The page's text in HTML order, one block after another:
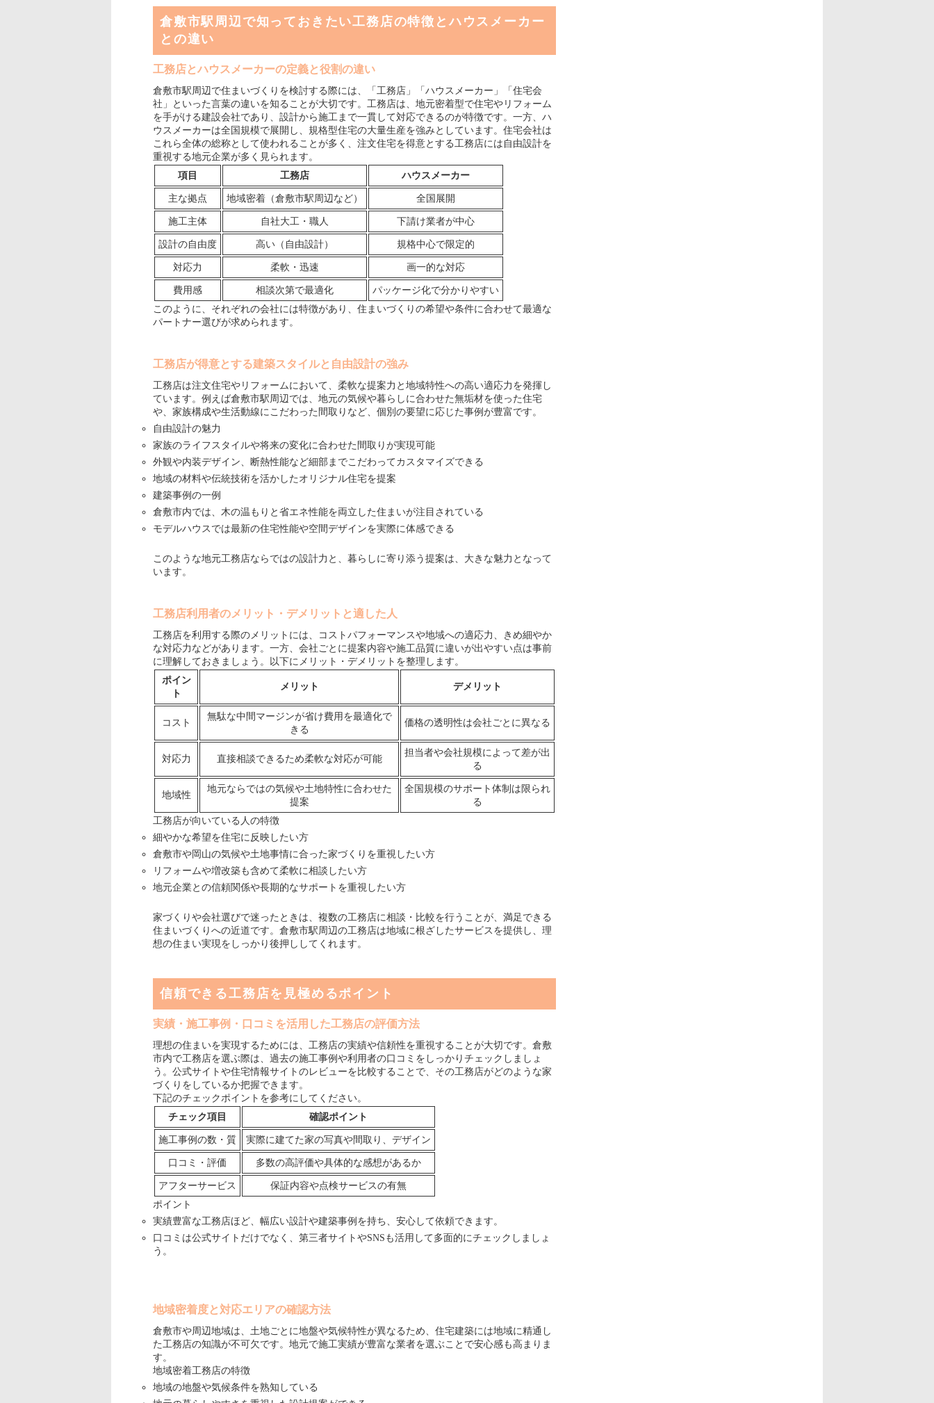
倉敷市駅周辺で知っておきたい工務店の特徴とハウスメーカー
との違い
工務店とハウスメーカーの定義と役割の違い
倉敷市駅周辺で住まいづくりを検討する際には、「工務店」「ハウスメーカー」「住宅会
社」といった言葉の違いを知ることが大切です。工務店は、地元密着型で住宅やリフォーム
を手がける建設会社であり、設計から施工まで一貫して対応できるのが特徴です。一方、ハ
ウスメーカーは全国規模で展開し、規格型住宅の大量生産を強みとしています。住宅会社は
これら全体の総称として使われることが多く、注文住宅を得意とする工務店には自由設計を
重視する地元企業が多く見られます。
項目
工務店 ハウスメーカー
主な拠点 地域密着（倉敷市駅周辺など） 全国展開
施工主体 自社大工・職人 下請け業者が中心
設計の自由度 高い（自由設計） 規格中心で限定的
対応力 柔軟・迅速 画一的な対応
費用感 相談次第で最適化
パッケージ化で分かりやすい
このように、それぞれの会社には特徴があり、住まいづくりの希望や条件に合わせて最適な
パートナー選びが求められます。
工務店が得意とする建築スタイルと自由設計の強み
工務店は注文住宅やリフォームにおいて、柔軟な提案力と地域特性への高い適応力を発揮し
ています。例えば倉敷市駅周辺では、地元の気候や暮らしに合わせた無垢材を使った住宅
や、家族構成や生活動線にこだわった間取りなど、個別の要望に応じた事例が豊富です。
自由設計の魅力
家族のライフスタイルや将来の変化に合わせた間取りが実現可能
外観や内装デザイン、断熱性能など細部までこだわってカスタマイズできる
地域の材料や伝統技術を活かしたオリジナル住宅を提案
建築事例の一例
倉敷市内では、木の温もりと省エネ性能を両立した住まいが注目されている
モデルハウスでは最新の住宅性能や空間デザインを実際に体感できる
このような地元工務店ならではの設計力と、暮らしに寄り添う提案は、大きな魅力となって
います。
工務店利用者のメリット・デメリットと適した人
工務店を利用する際のメリットには、コストパフォーマンスや地域への適応力、きめ細やか
な対応力などがあります。一方、会社ごとに提案内容や施工品質に違いが出やすい点は事前
に理解しておきましょう。以下にメリット・デメリットを整理します。
ポイン
ト
メリット デメリット
コスト
無駄な中間マージンが省け費用を最適化で
きる
価格の透明性は会社ごとに異なる
対応力 直接相談できるため柔軟な対応が可能
担当者や会社規模によって差が出
る
地域性
地元ならではの気候や土地特性に合わせた
提案
全国規模のサポート体制は限られ
る
工務店が向いている人の特徴
細やかな希望を住宅に反映したい方
倉敷市や岡山の気候や土地事情に合った家づくりを重視したい方
リフォームや増改築も含めて柔軟に相談したい方
地元企業との信頼関係や長期的なサポートを重視したい方
家づくりや会社選びで迷ったときは、複数の工務店に相談・比較を行うことが、満足できる
住まいづくりへの近道です。倉敷市駅周辺の工務店は地域に根ざしたサービスを提供し、理
想の住まい実現をしっかり後押ししてくれます。
信頼できる工務店を見極めるポイント
実績・施工事例・口コミを活用した工務店の評価方法
理想の住まいを実現するためには、工務店の実績や信頼性を重視することが大切です。倉敷
市内で工務店を選ぶ際は、過去の施工事例や利用者の口コミをしっかりチェックしましょ
う。公式サイトや住宅情報サイトのレビューを比較することで、その工務店がどのような家
づくりをしているか把握できます。
下記のチェックポイントを参考にしてください。
チェック項目
確認ポイント
施工事例の数・質 実際に建てた家の写真や間取り、デザイン
口コミ・評価 多数の高評価や具体的な感想があるか
アフターサービス
保証内容や点検サービスの有無
ポイント
実績豊富な工務店ほど、幅広い設計や建築事例を持ち、安心して依頼できます。
口コミは公式サイトだけでなく、第三者サイトやSNSも活用して多面的にチェックしましょ
う。
地域密着度と対応エリアの確認方法
倉敷市や周辺地域は、土地ごとに地盤や気候特性が異なるため、住宅建築には地域に精通し
た工務店の知識が不可欠です。地元で施工実績が豊富な業者を選ぶことで安心感も高まりま
す。
地域密着工務店の特徴
地域の地盤や気候条件を熟知している